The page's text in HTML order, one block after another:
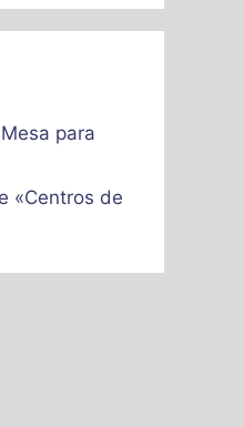
para
«Centros de